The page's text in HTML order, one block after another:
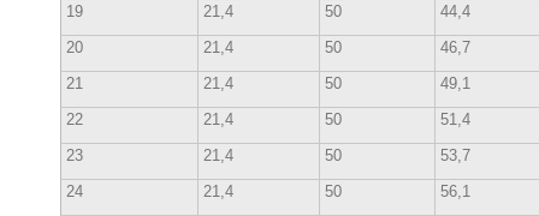
19
21,4 50
44,4
20
21,4 50
46,7
21
21,4 50
49,1
22
21,4 50
51,4
23
21,4 50
53,7
24
21,4 50
56,1